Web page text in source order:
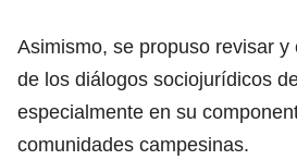
Asimismo, se propuso revisar y
de los diálogos sociojurídicos
especialmente en su
comunidades campesinas.